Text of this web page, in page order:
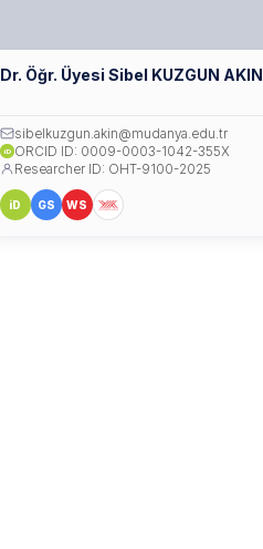
Dr. Öğr. Üyesi Sibel KUZGUN AKIN
sibelkuzgun.akin@mudanya.edu.tr
iD ORCID ID: 0009-0003-1042-355X
Researcher ID: OHT-9100-2025
iD GS WS